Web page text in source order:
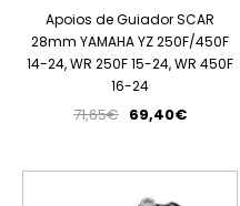
Apoios de Guiador SCAR
28mm YAMAHA YZ 250F/450F
14-24, WR 250F 15-24, WR 450F
16-24
71,65€ 69,40€